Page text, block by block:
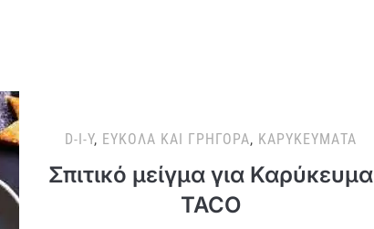
D-I-Y, ΕΎΚΟΛΑ ΚΑΙ ΓΡΉΓΟΡΑ, ΚΑΡΥΚΕΎΜΑΤΑ
Σπιτικό μείγμα για Καρύκευμα
TACO